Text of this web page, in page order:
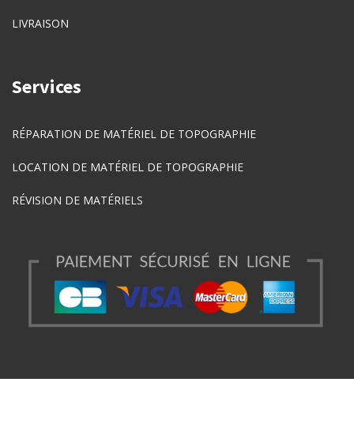
LIVRAISON
Services
RÉPARATION DE MATÉRIEL DE TOPOGRAPHIE
LOCATION DE MATÉRIEL DE TOPOGRAPHIE
RÉVISION DE MATÉRIELS